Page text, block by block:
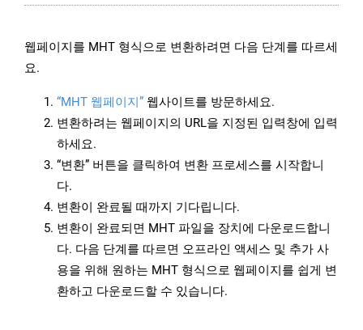
웹페이지를 MHT 형식으로 변환하려면 다음 단계를 따르세
요.
“MHT 웹페이지” 웹사이트를 방문하세요.
변환하려는 웹페이지의 URL을 지정된 입력창에 입력
하세요.
“변환” 버튼을 클릭하여 변환 프로세스를 시작합니
다.
변환이 완료될 때까지 기다립니다.
변환이 완료되면 MHT 파일을 장치에 다운로드합니
다. 다음 단계를 따르면 오프라인 액세스 및 추가 사
용을 위해 원하는 MHT 형식으로 웹페이지를 쉽게 변
환하고 다운로드할 수 있습니다.